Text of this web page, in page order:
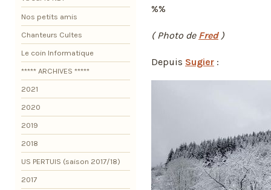
%%
( Photo de Fred)
Depuis Sugier :
Nos petits amis
Chanteurs Cultes
Le coin Informatique
***** ARCHIVES *****
2021
2020
2019
2018
US PERTUIS (saison 2017/18)
2017